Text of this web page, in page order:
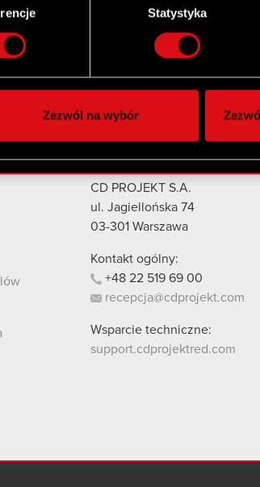
osobiste dane są przetwarzane oraz ustaw
zmienić lub wycofać swoją zgodę w
treści i reklam, aby oferować funkcje
Partnerzy mogą połączyć te
korzystania z ich usług. Kontynuując
Statystyka
Zezwól na wybór
Kontakt
CD PROJEKT S.A.
ul. Jagiellońska 74
03-301 Warszawa
Kontakt ogólny:
+48 22 519 69 00
recepcja@cdprojekt.com
Wsparcie techniczne:
support.cdprojektred.com